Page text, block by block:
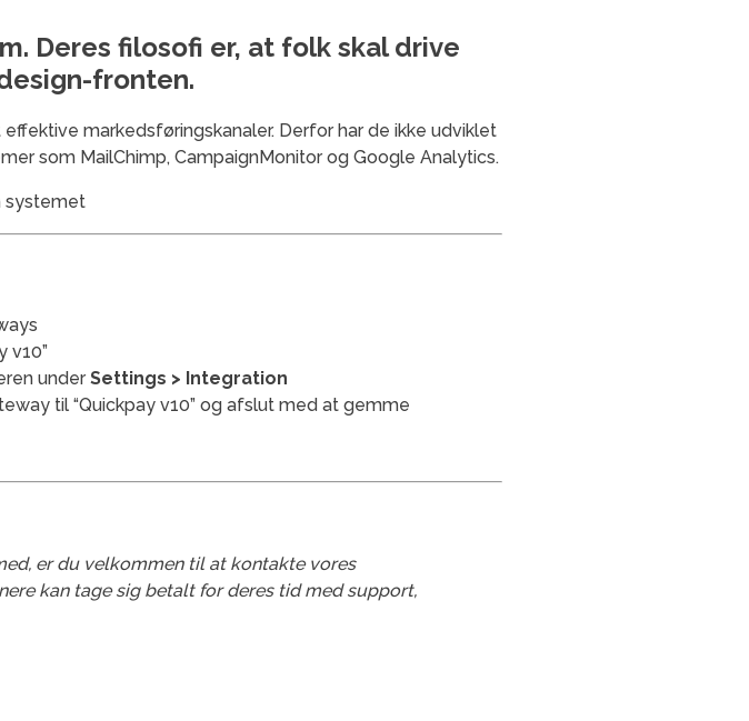
Deres filosofi er, at folk skal drive
fronten.
markedsføringskanaler. Derfor har de ikke udviklet
som MailChimp, CampaignMonitor og Google Analytics.
systemet
v10”
under Settings > Integration
til “Quickpay v10” og afslut med at gemme
er du velkommen til at kontakte vores
kan tage sig betalt for deres tid med support,